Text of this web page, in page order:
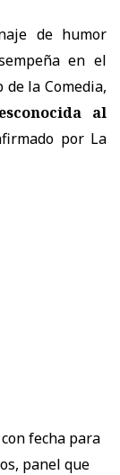
de humor
en el
la Comedia,
al
por La
fecha para
panel que